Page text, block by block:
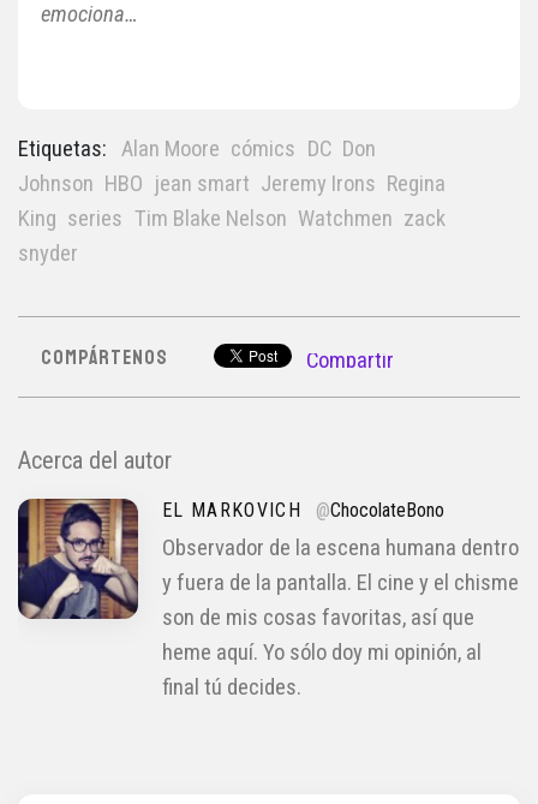
emociona…
Etiquetas: Alan Moore cómics DC Don
Johnson HBO jean smart Jeremy Irons Regina
King series Tim Blake Nelson Watchmen zack
snyder
COMPÁRTENOS Compartir
Acerca del autor
EL MARKOVICH @ChocolateBono
Observador de la escena humana dentro
y fuera de la pantalla. El cine y el chisme
son de mis cosas favoritas, así que
heme aquí. Yo sólo doy mi opinión, al
final tú decides.